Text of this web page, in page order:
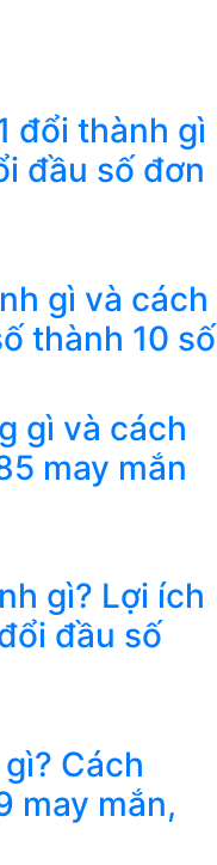
đổi thành gì
đầu số đơn
gì và cách
thành 10 số
gì và cách
may mắn
gì? Lợi ích
đầu số
Cách
may mắn,